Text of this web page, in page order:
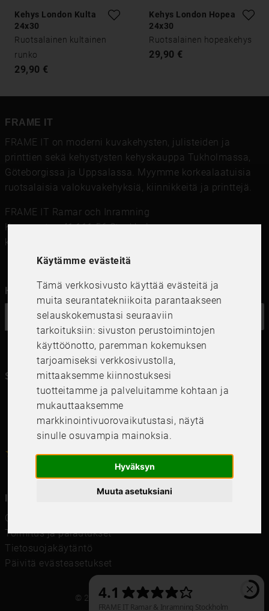
Käytämme evästeitä
Tämä verkkosivusto käyttää evästeitä ja
muita seurantatekniikoita parantaakseen
selauskokemustasi seuraaviin
tarkoituksiin: sivuston perustoimintojen
käyttöönotto, paremman kokemuksen
tarjoamiseksi verkkosivustolla,
mittaaksemme kiinnostuksesi
tuotteitamme ja palveluitamme kohtaan ja
mukauttaaksemme
markkinointivuorovaikutustasi, näytä
sinulle osuvampia mainoksia.
Hyväksyn
Muuta asetuksiani
Kehys London Kulta
24x30
Ruotsalainen kultainen
runko
29,90 €
Kehys London Hopea
24x30
Ruotsalainen hopeakehys
29,90 €
FRAME IT
FRAME IT on moderni kuvakehysten, julisteiden ja
printtien sekä kehystysten kehyskauppa Tukholmassa,
Göteborgissa ja Uppsalassa. Myymme korkealaatuisia
ruotsalaisia ​​valokuvakehyksiä, kiinnikkeitä ja printtejä.
FRAME IT Ramar och Inramning
Kungsgatan 41,111 56 Stockholm
kundservice@frameit.se
Haluatko uutiskirjeemme?
Seuraa meitä kanavillasi
4.64.6 / 5 1000+Recensioner
Ostoehdot
Toimitus ja palautukset
Tietosuojakäytäntö
Päivitä evästeasetukset
© 2021 Frame It International